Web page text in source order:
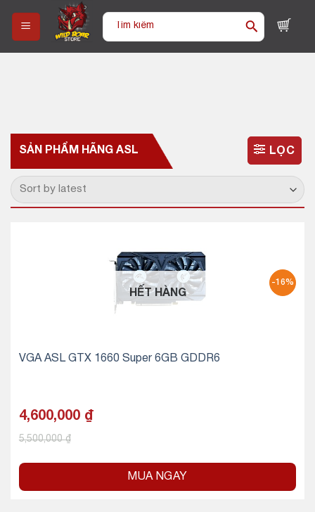
content
Tìm
SẢN PHẨM HÃNG ASL LỌC
-16%
HẾT HÀNG
VGA ASL GTX 1660 Super 6GB GDDR6
4,600,000 ₫
5,500,000₫
MUA NGAY